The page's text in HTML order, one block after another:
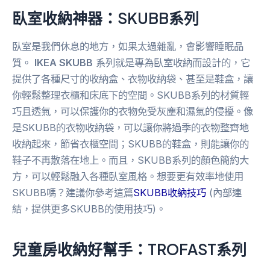
臥室收納神器： SKUBB系列
臥室是我們休息的地方，如果太過雜亂，會影響睡眠品
質。 IKEA SKUBB 系列就是專為臥室收納而設計的，它
提供了各種尺寸的收納盒、衣物收納袋、甚至是鞋盒，讓
你輕鬆整理衣櫃和床底下的空間。SKUBB系列的材質輕
巧且透氣，可以保護你的衣物免受灰塵和濕氣的侵擾。像
是SKUBB的衣物收納袋，可以讓你將過季的衣物整齊地
收納起來，節省衣櫃空間；SKUBB的鞋盒，則能讓你的
鞋子不再散落在地上。而且，SKUBB系列的顏色簡約大
方，可以輕鬆融入各種臥室風格。想要更有效率地使用
SKUBB嗎？建議你參考這篇SKUBB收納技巧 (內部連
結，提供更多SKUBB的使用技巧)。
兒童房收納好幫手： TROFAST系列